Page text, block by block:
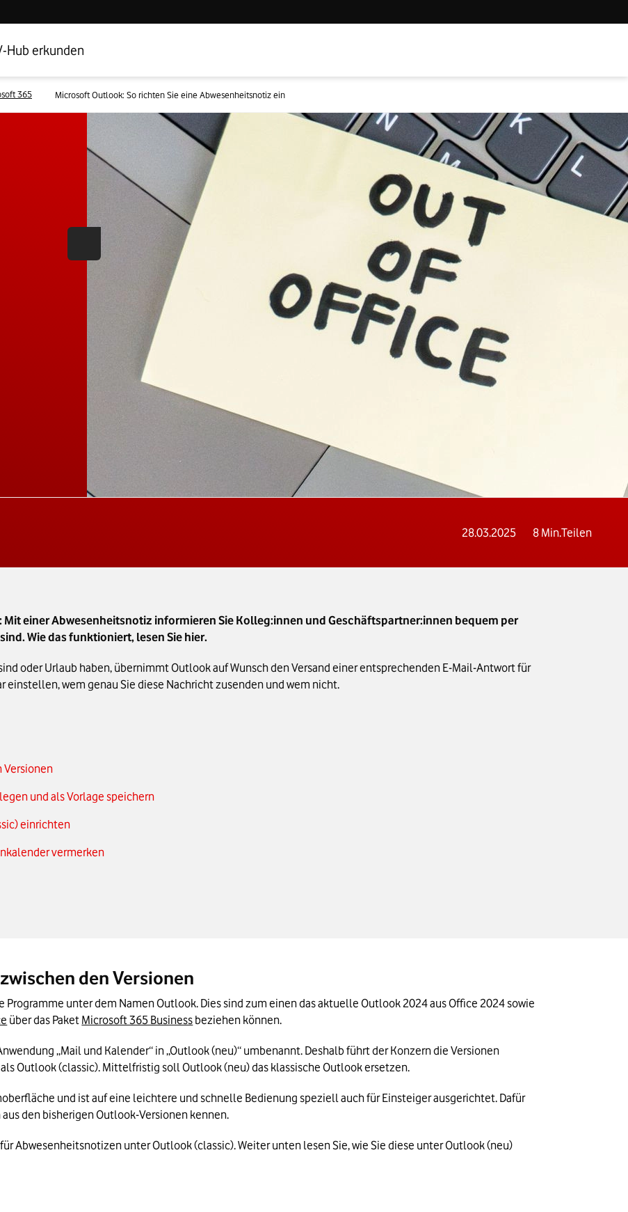
Hub Startseite
Hub erkunden
365 Microsoft Outlook: So richten Sie eine Abwesenheitsnotiz ein
28.03.2025 8Min.Teilen
einer Abwesenheitsnotiz informieren Sie Kolleg:innen und Geschäftspartner:innen bequem per
Wie das funktioniert, lesen Sie hier.
oder Urlaub haben, übernimmt Outlook auf Wunsch den Versand einer entsprechenden E-Mail-Antwort für
einstellen, wem genau Sie diese Nachricht zusenden und wem nicht.
Versionen
und als Vorlage speichern
einrichten
vermerken
hier ein
den Versionen
unter dem Namen Outlook. Dies sind zum einen das aktuelle Outlook 2024 aus Office 2024 sowie
über das Paket Microsoft 365 Business beziehen können.
„Mail und Kalender“ in „Outlook (neu)“ umbenannt. Deshalb führt der Konzern die Versionen
Outlook (classic). Mittelfristig soll Outlook (neu) das klassische Outlook ersetzen.
und ist auf eine leichtere und schnelle Bedienung speziell auch für Einsteiger ausgerichtet. Dafür
den bisherigen Outlook-Versionen kennen.
Abwesenheitsnotizen unter Outlook (classic). Weiter unten lesen Sie, wie Sie diese unter Outlook (neu)